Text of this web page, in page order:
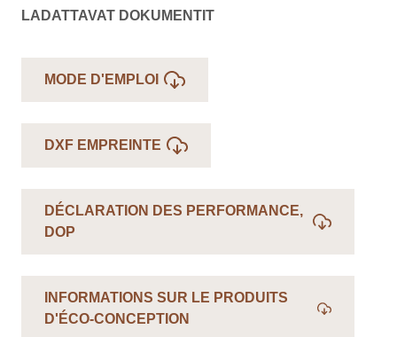
LADATTAVAT DOKUMENTIT
MODE D'EMPLOI
DXF EMPREINTE
DÉCLARATION DES PERFORMANCE,
DOP
INFORMATIONS SUR LE PRODUITS
D'ÉCO-CONCEPTION